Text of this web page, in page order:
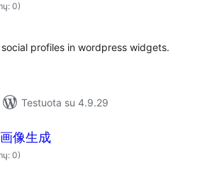
0)
profiles in wordpress widgets.
Testuota su 4.9.29
像生成
0)